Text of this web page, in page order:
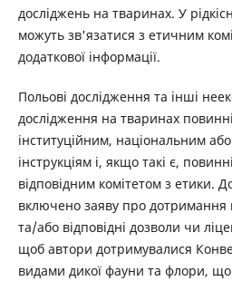
досліджень на тваринах. У
можуть зв'язатися з етичним
додаткової інформації.
Польові дослідження та інші
дослідження на тваринах
інституційним, національним
інструкціям і, якщо такі є,
відповідним комітетом з етики.
включено заяву про дотримання
та/або відповідні дозволи чи
щоб автори дотримувалися
видами дикої фауни та флори,